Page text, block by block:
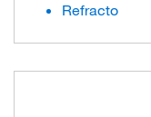
Refracto